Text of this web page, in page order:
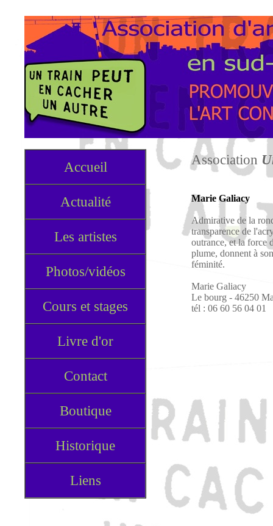
Accueil
Actualité
Les artistes
Photos/vidéos
Cours et stages
Livre d'or
Contact
Boutique
Historique
Liens
Association
Marie Galiacy
Admirative de la
transparence de
outrance, et la force
plume, donnent à
féminité.
Marie Galiacy
Le bourg - 46250
tél : 06 60 56 04 01